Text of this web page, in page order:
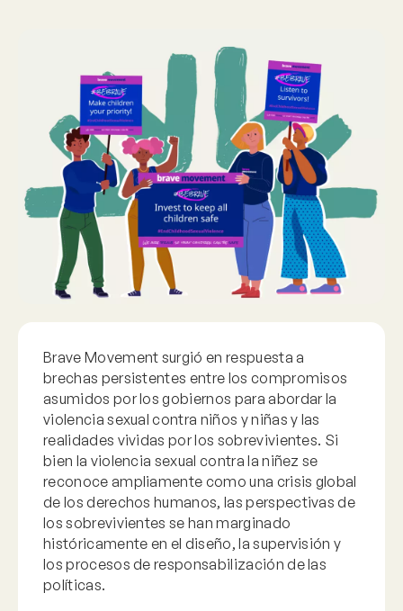
Brave Movement surgió en respuesta a
brechas persistentes entre los compromisos
asumidos por los gobiernos para abordar la
violencia sexual contra niños y niñas y las
realidades vividas por los sobrevivientes. Si
bien la violencia sexual contra la niñez se
reconoce ampliamente como una crisis global
de los derechos humanos, las perspectivas de
los sobrevivientes se han marginado
históricamente en el diseño, la supervisión y
los procesos de responsabilización de las
políticas.